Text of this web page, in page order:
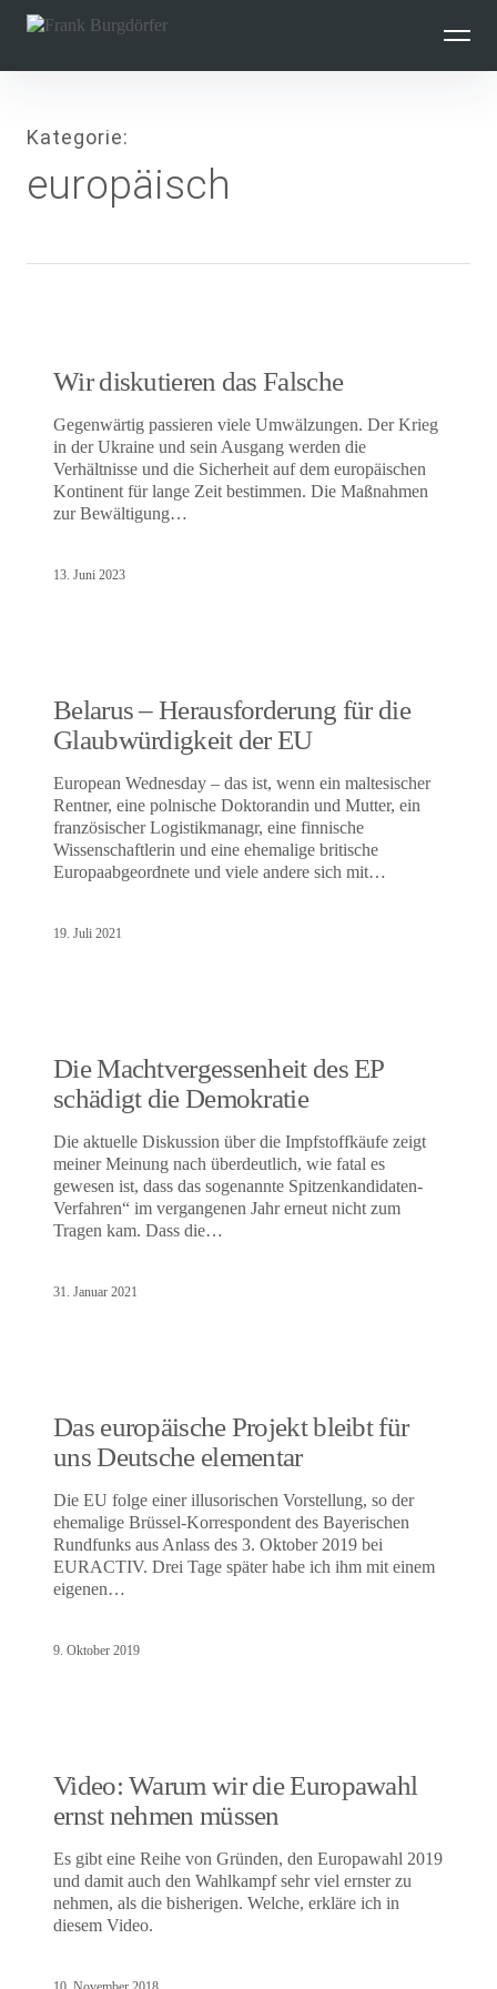
überspringen
Kategorie
europäisch
Wir diskutieren das Falsche
Gegenwärtig passieren viele Umwälzungen. Der Krieg
in der Ukraine und sein Ausgang werden die
Verhältnisse und die Sicherheit auf dem europäischen
Kontinent für lange Zeit bestimmen. Die Maßnahmen
zur Bewältigung…
13. Juni 2023
Belarus – Herausforderung für die
Glaubwürdigkeit der EU
European Wednesday – das ist, wenn ein maltesischer
Rentner, eine polnische Doktorandin und Mutter, ein
französischer Logistikmanagr, eine finnische
Wissenschaftlerin und eine ehemalige britische
Europaabgeordnete und viele andere sich mit…
19. Juli 2021
Die Machtvergessenheit des EP
schädigt die Demokratie
Die aktuelle Diskussion über die Impfstoffkäufe zeigt
meiner Meinung nach überdeutlich, wie fatal es
gewesen ist, dass das sogenannte Spitzenkandidaten-
Verfahren“ im vergangenen Jahr erneut nicht zum
Tragen kam. Dass die…
31. Januar 2021
Das europäische Projekt bleibt für
uns Deutsche elementar
Die EU folge einer illusorischen Vorstellung, so der
ehemalige Brüssel-Korrespondent des Bayerischen
Rundfunks aus Anlass des 3. Oktober 2019 bei
EURACTIV. Drei Tage später habe ich ihm mit einem
eigenen…
9. Oktober 2019
Video: Warum wir die Europawahl
ernst nehmen müssen
Es gibt eine Reihe von Gründen, den Europawahl 2019
und damit auch den Wahlkampf sehr viel ernster zu
nehmen, als die bisherigen. Welche, erkläre ich in
diesem Video.